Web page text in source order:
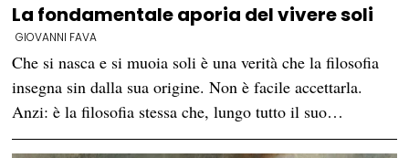
La fondamentale aporia del vivere soli
GIOVANNI FAVA
Che si nasca e si muoia soli è una verità che la filosofia
insegna sin dalla sua origine. Non è facile accettarla.
Anzi: è la filosofia stessa che, lungo tutto il suo…